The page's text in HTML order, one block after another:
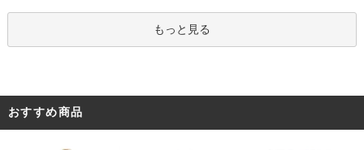
もっと見る
おすすめ商品